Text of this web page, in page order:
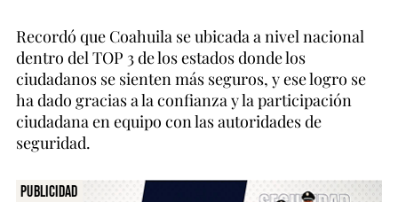
Recordó que Coahuila se ubicada a nivel nacional
dentro del TOP 3 de los estados donde los
ciudadanos se sienten más seguros, y ese logro se
ha dado gracias a la confianza y la participación
ciudadana en equipo con las autoridades de
seguridad.
Publicidad